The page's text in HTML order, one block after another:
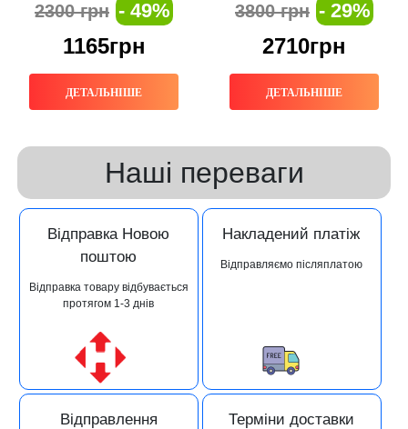
2300 грн - 49%
1165грн
ДЕТАЛЬНІШЕ
3800 грн - 29%
2710грн
ДЕТАЛЬНІШЕ
Наші переваги
Відправка Новою
поштою
Відправка товару відбувається
протягом 1-3 днів
Накладений платіж
Відправляємо післяплатою
Відправлення
Терміни доставки